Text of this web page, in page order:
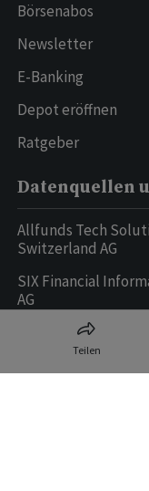
Teilen
Börsenabos
Newsletter
E-Banking
Depot eröffnen
Ratgeber
Datenquellen
Allfunds Tech
Switzerland AG
SIX Financial
AG